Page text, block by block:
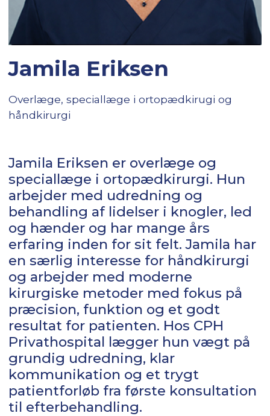
Jamila Eriksen
Overlæge, speciallæge i ortopædkirugi og
håndkirurgi
Jamila Eriksen er overlæge og
speciallæge i ortopædkirurgi. Hun
arbejder med udredning og
behandling af lidelser i knogler, led
og hænder og har mange års
erfaring inden for sit felt. Jamila har
en særlig interesse for håndkirurgi
og arbejder med moderne
kirurgiske metoder med fokus på
præcision, funktion og et godt
resultat for patienten. Hos CPH
Privathospital lægger hun vægt på
grundig udredning, klar
kommunikation og et trygt
patientforløb fra første konsultation
til efterbehandling.